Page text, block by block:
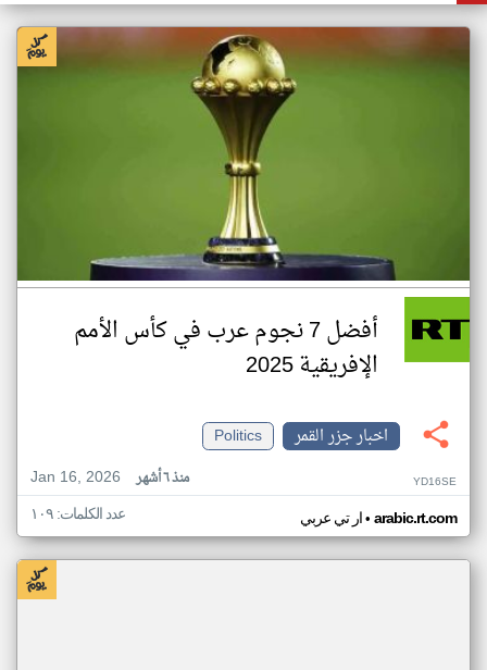
أفضل 7 نجوم عرب في كأس الأمم
الإفريقية 2025
اخبار جزر القمر
Politics
Jan 16, 2026
منذ ٦ أشهر YD16SE
ار تي عربي• arabic.rt.com عدد الكلمات: ١٠٩